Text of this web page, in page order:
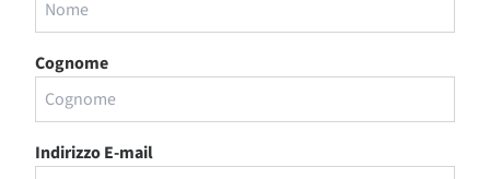
Cognome
Indirizzo E-mail